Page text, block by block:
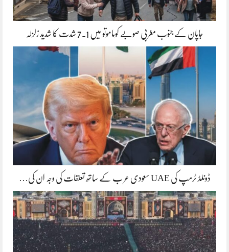
جاپان کے جنوب مغربی صوبے کوماموتو میں 7.1 شدت کا شدید زلزلہ
ڈونلڈ ٹرمپ کی UAE سعودی عر ب کے ساتھ تعلقات کی وجہ ان کی…